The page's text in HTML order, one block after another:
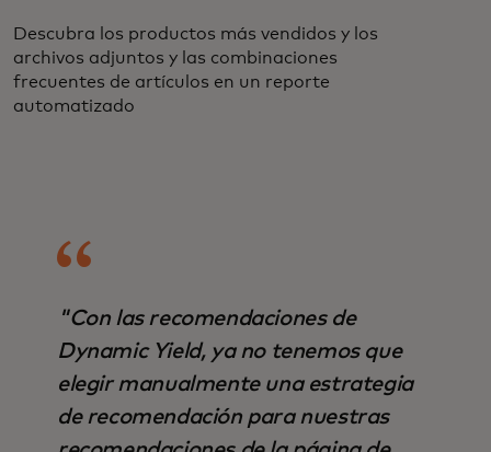
Descubra los productos más vendidos y los
archivos adjuntos y las combinaciones
frecuentes de artículos en un reporte
automatizado
"Con las recomendaciones de
Dynamic Yield, ya no tenemos que
elegir manualmente una estrategia
de recomendación para nuestras